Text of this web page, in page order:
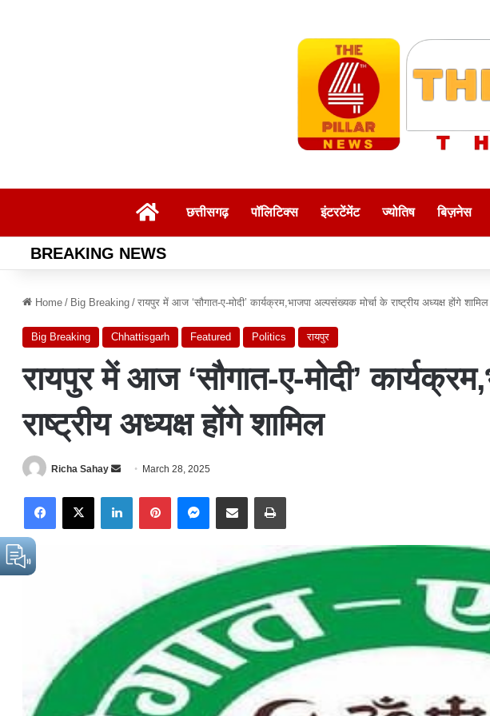
Homeछत्तीसगढ़ पॉलिटिक्स इंटरटेंमेंट ज्योतिष बिज़नेस
BREAKING NEWS
Home / Big Breaking / रायपुर में आज ‘सौगात-ए-मोदी’ कार्यक्रम,भाजपा अल्पसंख्यक मोर्चा के राष्ट्रीय अध्यक्ष होंगे शामिल
Big Breaking Chhattisgarh Featured Politics रायपुर
रायपुर में आज ‘सौगात-ए-मोदी’
राष्ट्रीय अध्यक्ष होंगे शामिल
Richa Sahay
d
a
March 28, 2025
X